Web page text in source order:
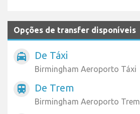
Opções de transfer disponíveis
local_taxi De Táxi
Birmingham Aeroporto Táxi
train De Trem
Birmingham Aeroporto Trem